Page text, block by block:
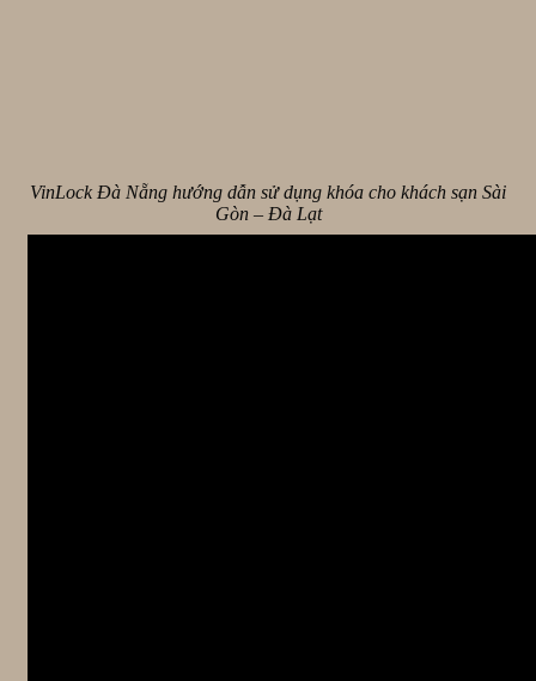
VinLock Đà Nẵng hướng dẫn sử dụng khóa cho khách sạn Sài
Gòn – Đà Lạt